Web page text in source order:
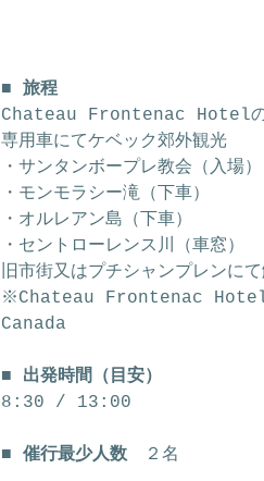
■ 旅程
Chateau Frontenac Hotelの
専用車にてケベック郊外観光
・サンタンボープレ教会（入場）
・モンモラシー滝（下車）
・オルレアン島（下車）
・セントローレンス川（車窓）
旧市街又はプチシャンプレンに
※Chateau Frontenac
Canada
■ 出発時間（目安）
8:30 / 13:00
■ 催行最少人数 ２名